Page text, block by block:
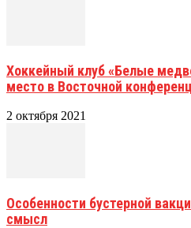
Хоккейный клуб «Белые
место в Восточной
2 октября 2021
Особенности бустерной
смысл